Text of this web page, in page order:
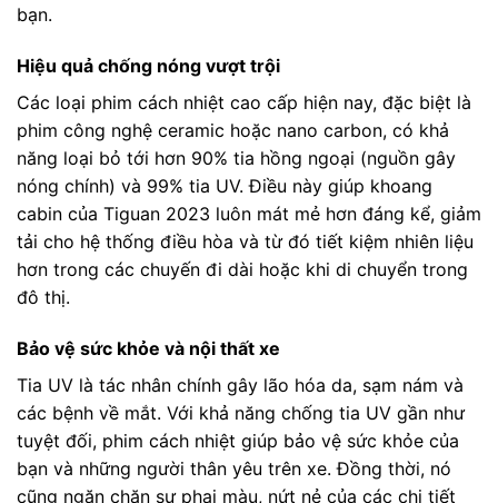
bạn.
Hiệu quả chống nóng vượt trội
Các loại phim cách nhiệt cao cấp hiện nay, đặc biệt là
phim công nghệ ceramic hoặc nano carbon, có khả
năng loại bỏ tới hơn 90% tia hồng ngoại (nguồn gây
nóng chính) và 99% tia UV. Điều này giúp khoang
cabin của Tiguan 2023 luôn mát mẻ hơn đáng kể, giảm
tải cho hệ thống điều hòa và từ đó tiết kiệm nhiên liệu
hơn trong các chuyến đi dài hoặc khi di chuyển trong
đô thị.
Bảo vệ sức khỏe và nội thất xe
Tia UV là tác nhân chính gây lão hóa da, sạm nám và
các bệnh về mắt. Với khả năng chống tia UV gần như
tuyệt đối, phim cách nhiệt giúp bảo vệ sức khỏe của
bạn và những người thân yêu trên xe. Đồng thời, nó
cũng ngăn chặn sự phai màu, nứt nẻ của các chi tiết